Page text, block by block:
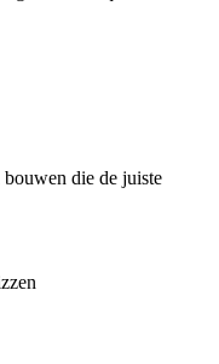
die de juiste